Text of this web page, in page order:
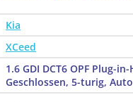
Kia
XCeed
1.6 GDI DCT6 OPF Plug-
Geschlossen, 5-turig,